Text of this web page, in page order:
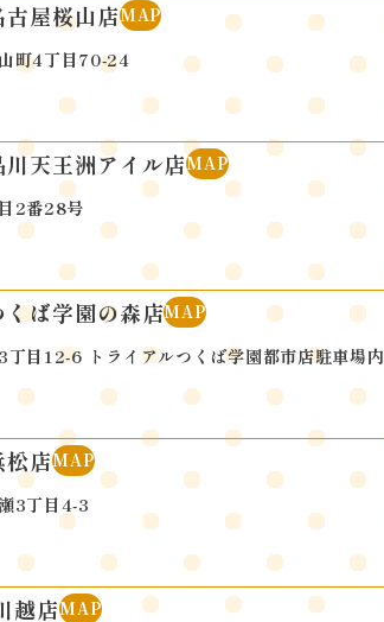
屋桜山店MAP
町4丁目70-24
川天王洲アイル店MAP
2番28号
くば学園の森店MAP
丁目12-6 トライアルつくば学園都市店駐車場内
松店MAP
3丁目4-3
越店MAP